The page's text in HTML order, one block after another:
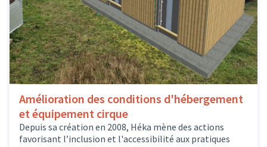
Amélioration des conditions d'hébergement
et équipement cirque
Depuis sa création en 2008, Héka mène des actions
favorisant l’inclusion et l'accessibilité aux pratiques